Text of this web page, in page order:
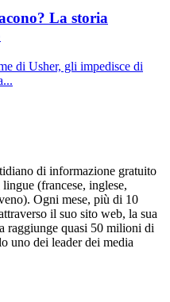
La storia
di Usher, gli impedisce di
di informazione gratuito
(francese, inglese,
Ogni mese, più di 10
il suo sito web, la sua
raggiunge quasi 50 milioni di
uno dei leader dei media